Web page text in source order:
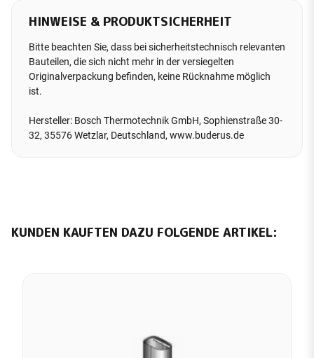
HINWEISE & PRODUKTSICHERHEIT
Bitte beachten Sie, dass bei sicherheitstechnisch relevanten
Bauteilen, die sich nicht mehr in der versiegelten
Originalverpackung befinden, keine Rücknahme möglich
ist.
Hersteller: Bosch Thermotechnik GmbH, Sophienstraße 30-
32, 35576 Wetzlar, Deutschland, www.buderus.de
KUNDEN KAUFTEN DAZU FOLGENDE ARTIKEL: